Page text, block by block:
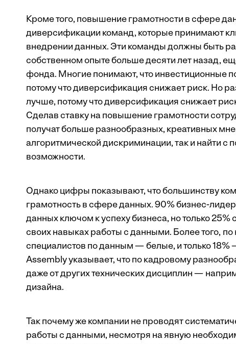
Кроме того, повышение грамотности в сфере
диверсификации команд, которые принимают
внедрении данных. Эти команды должны быть
собственном опыте больше десяти лет назад,
фонда. Многие понимают, что инвестиционные
потому что диверсификация снижает риск. Но
лучше, потому что диверсификация снижает
Сделав ставку на повышение грамотности
получат больше разнообразных, креативных
алгоритмической дискриминации, так и найти
возможности.
Однако цифры показывают, что большинству
грамотность в сфере данных. 90% бизнес-
данных ключом к успеху бизнеса, но только 25%
своих навыках работы с данными. Более того, по
специалистов по данным — белые, и только
Assembly указывает, что по кадровому
даже от других технических дисциплин —
дизайна.
Так почему же компании не проводят
работы с данными, несмотря на явную